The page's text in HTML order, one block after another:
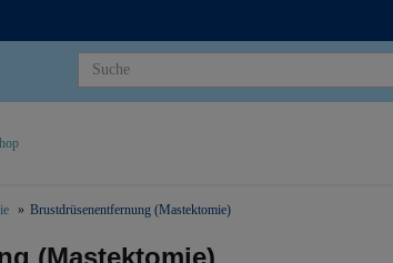
Brustdrüsenentfernung (Mastektomie)
(Mastektomie)